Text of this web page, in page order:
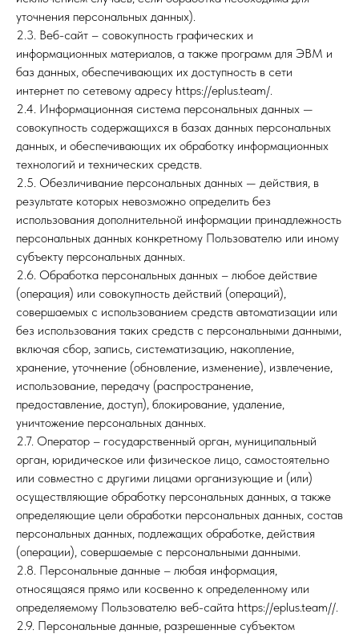
уточнения персональных данных).
2.3. Веб-сайт – совокупность графических и
информационных материалов, а также программ для ЭВМ и
баз данных, обеспечивающих их доступность в сети
интернет по сетевому адресу https://eplus.team/.
2.4. Информационная система персональных данных —
совокупность содержащихся в базах данных персональных
данных, и обеспечивающих их обработку информационных
технологий и технических средств.
2.5. Обезличивание персональных данных — действия, в
результате которых невозможно определить без
использования дополнительной информации принадлежность
персональных данных конкретному Пользователю или иному
субъекту персональных данных.
2.6. Обработка персональных данных – любое действие
(операция) или совокупность действий (операций),
совершаемых с использованием средств автоматизации или
без использования таких средств с персональными данными,
включая сбор, запись, систематизацию, накопление,
хранение, уточнение (обновление, изменение), извлечение,
использование, передачу (распространение,
предоставление, доступ), блокирование, удаление,
уничтожение персональных данных.
2.7. Оператор – государственный орган, муниципальный
орган, юридическое или физическое лицо, самостоятельно
или совместно с другими лицами организующие и (или)
осуществляющие обработку персональных данных, а также
определяющие цели обработки персональных данных, состав
персональных данных, подлежащих обработке, действия
(операции), совершаемые с персональными данными.
2.8. Персональные данные – любая информация,
относящаяся прямо или косвенно к определенному или
определяемому Пользователю веб-сайта https://eplus.team//.
2.9. Персональные данные, разрешенные субъектом